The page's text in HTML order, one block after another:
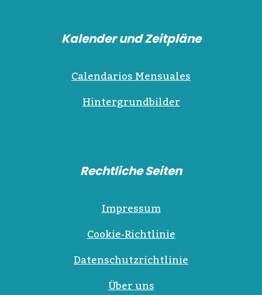
Kalender und Zeitpläne
Calendarios Mensuales
Hintergrundbilder
Rechtliche Seiten
Impressum
Cookie-Richtlinie
Datenschutzrichtlinie
Über uns